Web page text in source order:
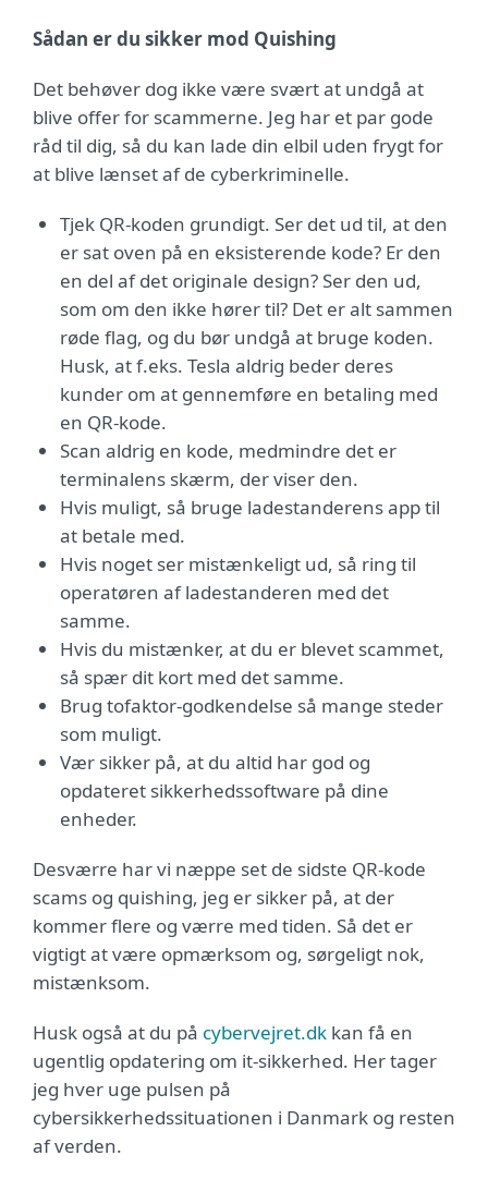
Sådan er du sikker mod Quishing
Det behøver dog ikke være svært at undgå at
blive offer for scammerne. Jeg har et par gode
råd til dig, så du kan lade din elbil uden frygt for
at blive lænset af de cyberkriminelle.
Tjek QR-koden grundigt. Ser det ud til, at den
er sat oven på en eksisterende kode? Er den
en del af det originale design? Ser den ud,
som om den ikke hører til? Det er alt sammen
røde flag, og du bør undgå at bruge koden.
Husk, at f.eks. Tesla aldrig beder deres
kunder om at gennemføre en betaling med
en QR-kode.
Scan aldrig en kode, medmindre det er
terminalens skærm, der viser den.
Hvis muligt, så bruge ladestanderens app til
at betale med.
Hvis noget ser mistænkeligt ud, så ring til
operatøren af ladestanderen med det
samme.
Hvis du mistænker, at du er blevet scammet,
så spær dit kort med det samme.
Brug tofaktor-godkendelse så mange steder
som muligt.
Vær sikker på, at du altid har god og
opdateret sikkerhedssoftware på dine
enheder.
Desværre har vi næppe set de sidste QR-kode
scams og quishing, jeg er sikker på, at der
kommer flere og værre med tiden. Så det er
vigtigt at være opmærksom og, sørgeligt nok,
mistænksom.
Husk også at du på cybervejret.dk kan få en
ugentlig opdatering om it-sikkerhed. Her tager
jeg hver uge pulsen på
cybersikkerhedssituationen i Danmark og resten
af verden.